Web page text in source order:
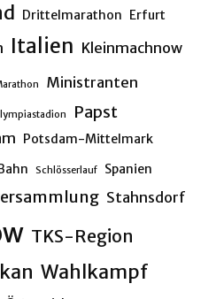
Drittelmarathon Erfurt
Italien Kleinmachnow
Ministranten
Papst
Potsdam-Mittelmark
Schlösserlauf Spanien
Stahnsdorf
TKS-Region
Wahlkampf